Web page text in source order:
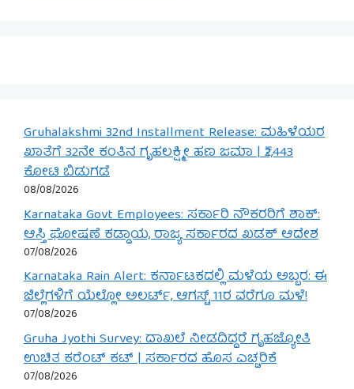
Gruhalakshmi 32nd Installment Release: ಮಹಿಳೆಯರ
ಖಾತೆಗೆ 32ನೇ ಕಂತಿನ ಗೃಹಲಕ್ಷ್ಮೀ ಹಣ ಜಮಾ | ₹2,443
ಕೋಟಿ ಬಿಡುಗಡೆ
08/08/2026
Karnataka Govt Employees: ಸರ್ಕಾರಿ ನೌಕರರಿಗೆ ಶಾಕ್:
ಆಸ್ತಿ ಘೋಷಣೆ ಕಡ್ಡಾಯ, ರಾಜ್ಯ ಸರ್ಕಾರದ ಖಡಕ್ ಆದೇಶ
07/08/2026
Karnataka Rain Alert: ಕರ್ನಾಟಕದಲ್ಲಿ ಮಳೆಯ ಅಬ್ಬರ: ಈ
ಜಿಲ್ಲೆಗಳಿಗೆ ಯೆಲ್ಲೋ ಅಲರ್ಟ್, ಆಗಸ್ಟ್ 11ರ ವರೆಗೂ ಮಳೆ!
07/08/2026
Gruha Jyothi Survey: ದಾಖಲೆ ನೀಡದಿದ್ದರೆ ಗೃಹಜ್ಯೋತಿ
ಉಚಿತ ಕರೆಂಟ್ ಕಟ್ | ಸರ್ಕಾರದ ಹೊಸ ಎಚ್ಚರಿಕೆ
07/08/2026